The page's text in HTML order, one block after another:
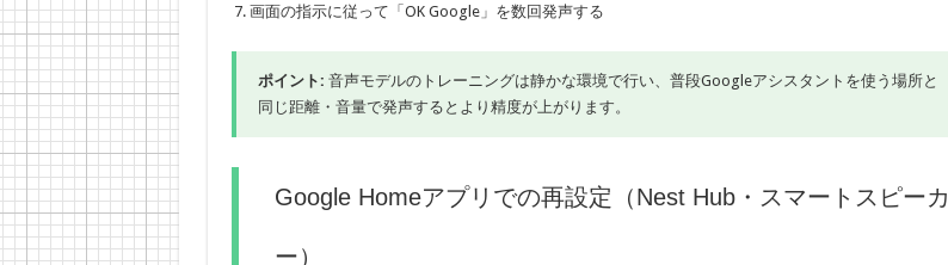
画面の指示に従って「OK Google」を数回発声する
ポイント: 音声モデルのトレーニングは静かな環境で行い、普段Googleアシスタントを使う場所と
同じ距離・音量で発声するとより精度が上がります。
Google Homeアプリでの再設定（Nest Hub・スマートスピーカ
ー）